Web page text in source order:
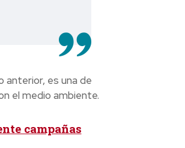
anterior, es una de
el medio ambiente.
campañas